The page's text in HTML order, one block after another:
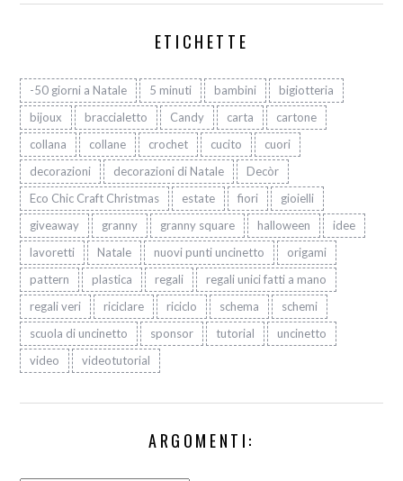
ETICHETTE
-50 giorni a Natale 5 minuti bambini
bigiotteria
bijoux
braccialetto Candy carta
cartone
collana
collane crochet cucito
cuori
decorazioni
decorazioni di Natale
Decòr
Eco Chic Craft Christmas
estate fiori
gioielli
giveaway
granny granny square halloween
idee
lavoretti
Natale nuovi punti uncinetto
origami
pattern
plastica regali
regali unici fatti a mano
regali veri
riciclare riciclo schema
schemi
scuola di uncinetto
sponsor tutorial
uncinetto
video
videotutorial
ARGOMENTI: